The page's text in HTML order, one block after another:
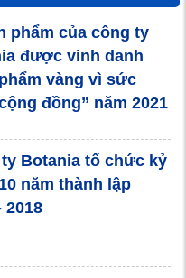
phẩm của công ty
được vinh danh
vàng vì sức
đồng” năm 2021
Botania tổ chức kỷ
năm thành lập
2018